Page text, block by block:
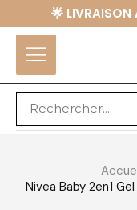
🌟
Nivea Baby 2en1